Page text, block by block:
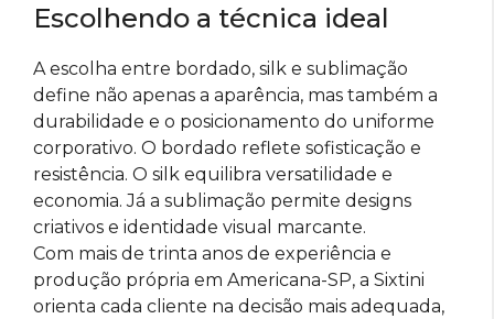
Escolhendo a técnica ideal
A escolha entre bordado, silk e sublimação
define não apenas a aparência, mas também a
durabilidade e o posicionamento do uniforme
corporativo. O bordado reflete sofisticação e
resistência. O silk equilibra versatilidade e
economia. Já a sublimação permite designs
criativos e identidade visual marcante.
Com mais de trinta anos de experiência e
produção própria em Americana-SP, a Sixtini
orienta cada cliente na decisão mais adequada,